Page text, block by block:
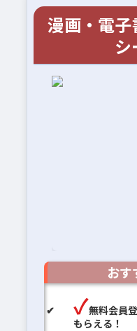
漫画・電
シ
おす
無料会員
もらえる！